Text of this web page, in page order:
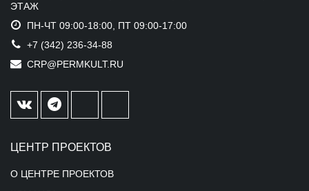
ЭТАЖ
ПН-ЧТ 09:00-18:00, ПТ 09:00-17:00
+7 (342) 236-34-88
CRP@PERMKULT.RU
ЦЕНТР ПРОЕКТОВ
О ЦЕНТРЕ ПРОЕКТОВ